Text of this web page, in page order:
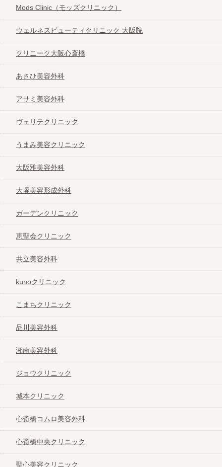
Mods Clinic（モッズクリニック）
ウェルネスビューティクリニック 大阪院
クリニーク大阪心斎橋
あさひ美容外科
アサミ美容外科
ヴェリテクリニック
うまみ美容クリニック
大阪雅美容外科
大塚美容形成外科
ガーデンクリニック
恵聖会クリニック
共立美容外科
kunoクリニック
こまちクリニック
品川美容外科
湘南美容外科
ジョウクリニック
城本クリニック
心斎橋コムロ美容外科
心斎橋中央クリニック
聖心美容クリニック